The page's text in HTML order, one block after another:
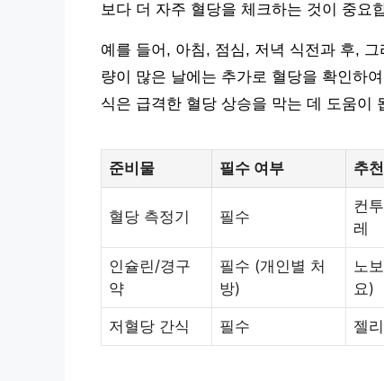
보다 더 자주 혈당을 체크하는 것이 중요
예를 들어, 아침, 점심, 저녁 식전과 후,
량이 많은 날에는 추가로 혈당을 확인하
식은 급격한 혈당 상승을 막는 데 도움이
준비물 필수 여부 추
혈당 측정기 필수
컨
레
인슐린/경구
약
필수 (개인별 처
방)
노
요)
저혈당 간식 필수 젤